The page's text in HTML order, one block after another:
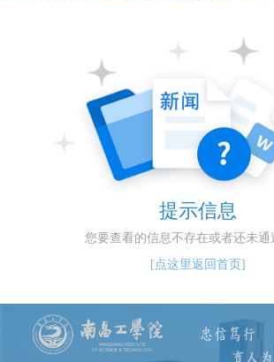
提示信息
您要查看的信息不存在或者还未通
[点这里返回首页]